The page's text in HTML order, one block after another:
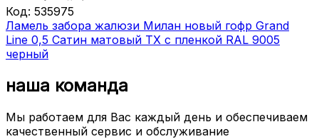
Код: 535975
Ламель забора жалюзи Милан новый гофр Grand
Line 0,5 Сатин матовый ТХ с пленкой RAL 9005
черный
наша команда
Мы работаем для Вас каждый день и обеспечиваем
качественный сервис и обслуживание